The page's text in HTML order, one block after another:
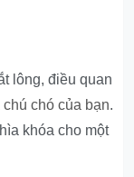
lông, điều quan
chó của bạn.
khóa cho một